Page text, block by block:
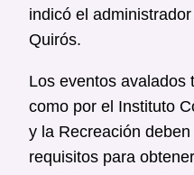
indicó el
Quirós.
Los eventos avalados
como por el Instituto
y la Recreación
requisitos para